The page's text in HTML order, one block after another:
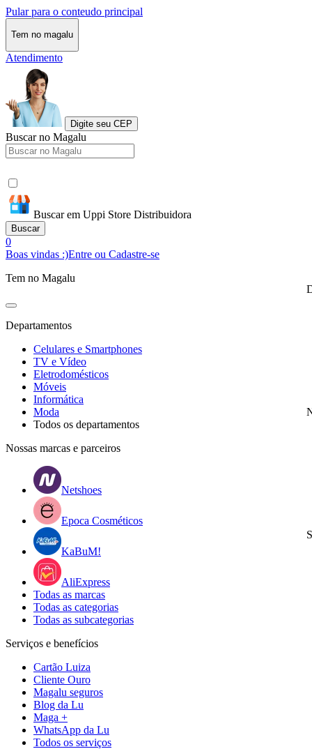
Pular para o conteudo principal
Tem no magalu
Atendimento
Digite seu CEP
Buscar no Magalu
Buscar em Uppi Store Distribuidora
Buscar
0
Boas vindas :)Entre ou Cadastre-se
Tem no Magalu
Departamentos
Celulares e Smartphones
TV e Vídeo
Eletrodomésticos
Móveis
Informática
Moda
Todos os departamentos
Nossas marcas e parceiros
Netshoes
Epoca Cosméticos
KaBuM!
AliExpress
Todas as marcas
Todas as categorias
Todas as subcategorias
Serviços e benefícios
Cartão Luiza
Cliente Ouro
Magalu seguros
Blog da Lu
Maga +
WhatsApp da Lu
Todos os serviços